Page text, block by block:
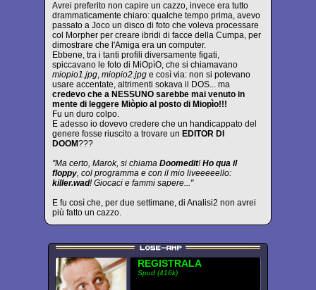
Avrei preferito non capire un cazzo, invece era tutto
drammaticamente chiaro: qualche tempo prima, avevo
passato a Joco un disco di foto che voleva processare
col Morpher per creare ibridi di facce della Cumpa, per
dimostrare che l'Amiga era un computer.
Ebbene, tra i tanti profili diversamente figati,
spiccavano le foto di MiOpìO, che si chiamavano
miopio1.jpg, miopio2.jpg e così via: non si potevano
usare accentate, altrimenti sokava il DOS... ma
credevo che a NESSUNO sarebbe mai venuto in
mente di leggere Miòpio al posto di Miopìo!!!
Fu un duro colpo.
E adesso io dovevo credere che un handicappato del
genere fosse riuscito a trovare un EDITOR DI
DOOM???
"Ma certo, Marok, si chiama Doomedit!Ho qua il
floppy, col programma e con il mio liveeeeello:
killer.wad! Giocaci e fammi sapere..."
E fu così che, per due settimane, di Analisi2 non avrei
più fatto un cazzo.
REGISTRALA
Spud (416k)